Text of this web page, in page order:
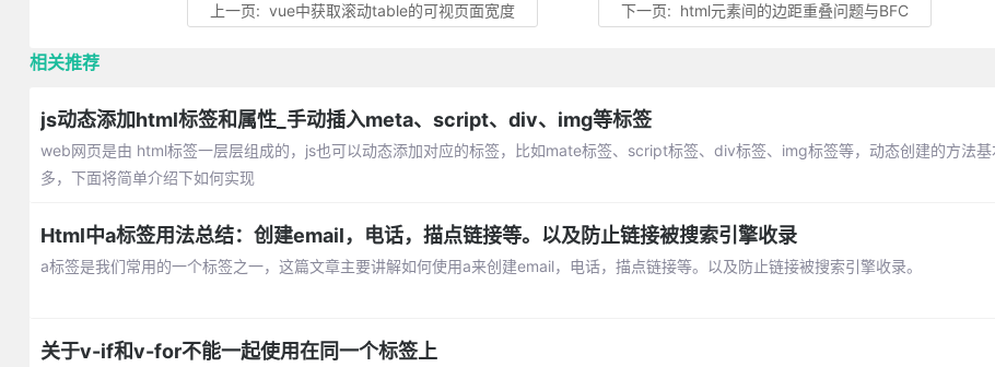
上一页:vue中获取滚动table的可视页面宽度 下一页: html元素间的边距重叠问题与BFC
相关推荐
js动态添加html标签和属性_手动插入meta、script、div、img等标签
web网页是由 html标签一层层组成的，js也可以动态添加对应的标签，比如mate标签、script标签、div标签、img标签等，动态创建的方法基
多，下面将简单介绍下如何实现
Html中a标签用法总结：创建email，电话，描点链接等。以及防止链接被搜索引擎收录
a标签是我们常用的一个标签之一，这篇文章主要讲解如何使用a来创建email，电话，描点链接等。以及防止链接被搜索引擎收录。
关于v-if和v-for不能一起使用在同一个标签上